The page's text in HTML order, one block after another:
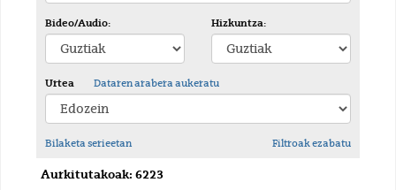
Bideo/Audio: Hizkuntza:
Urtea Dataren arabera aukeratu
Bilaketa serieetan Filtroak ezabatu
Aurkitutakoak: 6223